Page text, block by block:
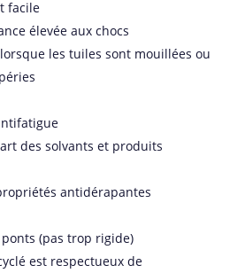
facile
élevée aux chocs
les tuiles sont mouillées ou
des solvants et produits
antidérapantes
(pas trop rigide)
est respectueux de